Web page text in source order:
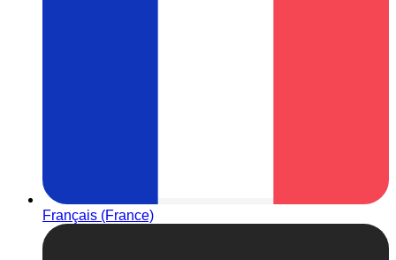
Français (France)